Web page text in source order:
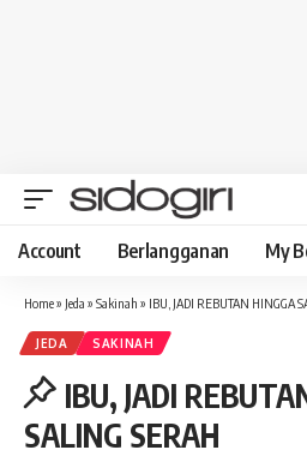
Account Berlangganan My
Home» Jeda » Sakinah » IBU, JADI REBUTAN HINGGA
JEDA SAKINAH
IBU, JADI
SALING SERAH